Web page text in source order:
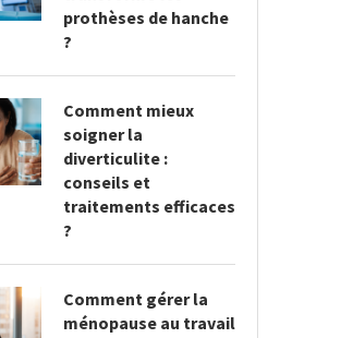
prothèses de hanche
?
Comment mieux
soigner la
diverticulite :
conseils et
traitements efficaces
?
Comment gérer la
ménopause au travail